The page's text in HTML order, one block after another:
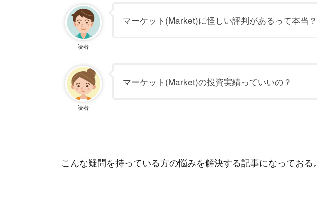
読者
マーケット(Market)に怪しい評判があるって本当？
読者
マーケット(Market)の投資実績っていいの？
こんな疑問を持っている方の悩みを解決する記事になっておる。